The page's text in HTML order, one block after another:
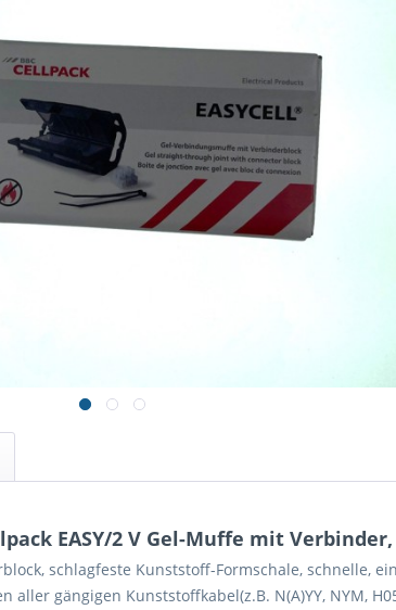
EASY/2 V Gel-Muffe mit Verbinder,
schlagfeste Kunststoff-Formschale, schnelle,
gängigen Kunststoffkabel(z.B. N(A)YY, NYM,